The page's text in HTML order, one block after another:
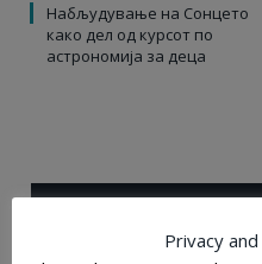
Набљудување на Сонцето
како дел од курсот по
астрономија за деца
ПОПУЛАРНИ
Privacy